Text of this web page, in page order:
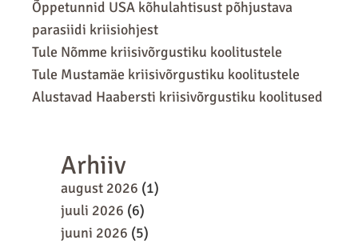
Õppetunnid USA kõhulahtisust põhjustava
parasiidi kriisiohjest
Tule Nõmme kriisivõrgustiku koolitustele
Tule Mustamäe kriisivõrgustiku koolitustele
Alustavad Haabersti kriisivõrgustiku koolitused
Arhiiv
august 2026 (1)
juuli 2026 (6)
juuni 2026 (5)